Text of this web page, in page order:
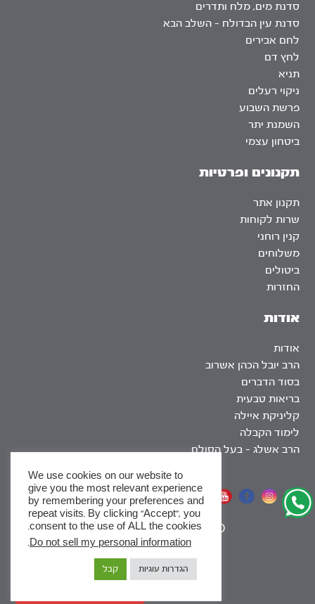
אודות
אודות
הרב יובל הכהן אשרוב
בסוד הדברים
בריאות טבעית
קליניקת איילה
לימוד הקבלה
הרב אשלג – בעל הסולם
סדנת מים, מלח ותדרים
סדנת עין הבדולח – השלב הבא
לחם אבירים
לחץ דם
תניא
ניקוי רעלים
פרשת השבוע
השמנת יתר
ביטחון עצמי
תקנונים ופרטיות
תקנון אתר
שרות לקוחות
קנין רוחני
משלוחים
ביטולים
החזרות
אתר שומר שבת
SEO
|
We use cookies on our website to
give you the most relevant experience
by remembering your preferences and
repeat visits. By clicking “Accept”, you
consent to the use of ALL the cookies.
Do not sell my personal information
.
הגדרות עוגיות קבל
x